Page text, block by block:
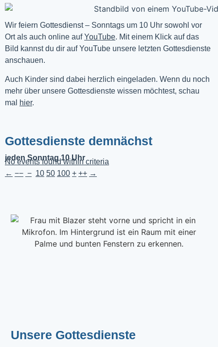
Wir feiern Gottesdienst – Sonntags um 10 Uhr sowohl vor
Ort als auch online auf YouTube. Mit einem Klick auf das
Bild kannst du dir auf YouTube unsere letzten Gottesdienste
anschauen.
Auch Kinder sind dabei herzlich eingeladen. Wenn du noch
mehr über unsere Gottesdienste wissen möchtest, schau
mal
hier.
Gottesdienste demnächst
jeden Sonntag 10 Uhr
No events found within criteria
← −− − 10 50 100 + ++ →
Unsere Gottesdienste